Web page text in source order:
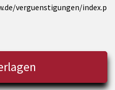
verguenstigungen/index.p